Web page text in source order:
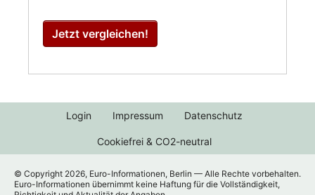
Jetzt vergleichen!
Login Impressum Datenschutz
Cookiefrei & CO2-neutral
© Copyright 2026, Euro-Informationen, Berlin — Alle Rechte vorbehalten.
Euro-Informationen übernimmt keine Haftung für die Vollständigkeit,